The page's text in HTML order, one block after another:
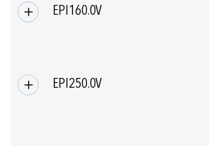
EPI160.0V
EPI250.0V